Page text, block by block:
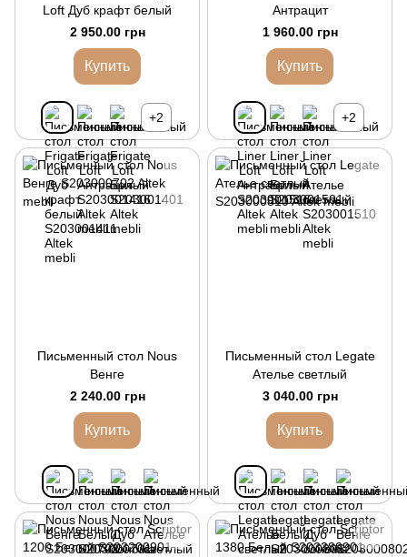
Loft Дуб крафт белый
2 950.00 грн
Купить
+2
Антрацит
1 960.00 грн
Купить
+2
Письменный стол Nous
Венге
2 240.00 грн
Купить
Письменный стол Legate
Ателье светлый
3 040.00 грн
Купить